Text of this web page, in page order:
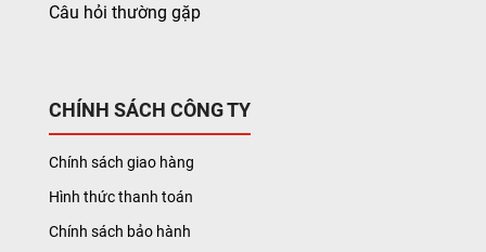
Câu hỏi thường gặp
CHÍNH SÁCH CÔNG TY
Chính sách giao hàng
Hình thức thanh toán
Chính sách bảo hành